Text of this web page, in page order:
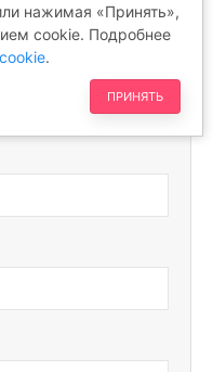
нажимая «Принять»,
cookie. Подробнее
.
ПРИНЯТЬ